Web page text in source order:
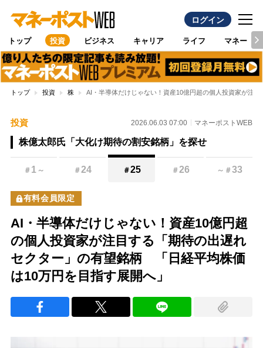
ログイン
トップ 投資 ビジネス キャリア ライフ マネー
トップ 投資 株 AI・半導体だけじゃない！資産10億円超の個人投資家が注
投資 2026.06.03 07:00 マネーポストWEB
株億太郎氏「大化け期待の割安銘柄」を探せ
＃ 1 ～ ＃24 ＃25 ＃26 ～ ＃33
有料会員限定
AI・半導体だけじゃない！資産10億円超
の個人投資家が注目する「期待の出遅れ
セクター」の有望銘柄 「日経平均株価
は10万円を目指す展開へ」